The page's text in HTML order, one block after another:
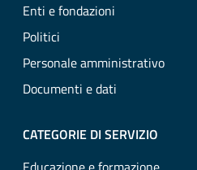
Enti e fondazioni
Politici
Personale amministrativo
Documenti e dati
CATEGORIE DI SERVIZIO